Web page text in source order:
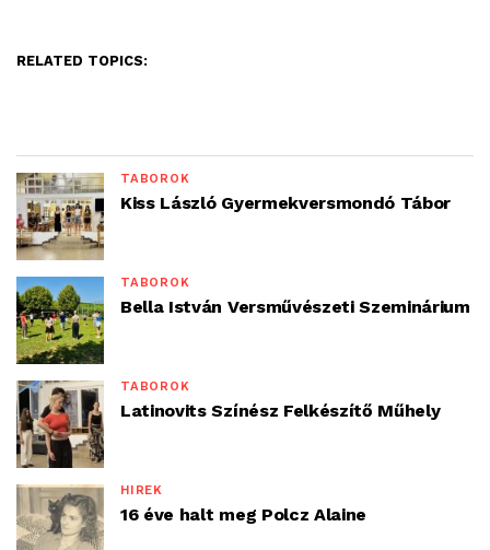
RELATED TOPICS:
TÁBOROK
Kiss László Gyermekversmondó Tábor
TÁBOROK
Bella István Versművészeti Szeminárium
TÁBOROK
Latinovits Színész Felkészítő Műhely
HÍREK
16 éve halt meg Polcz Alaine